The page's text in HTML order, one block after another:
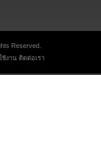
Reserved.
ช้งาน ติดต่อเรา